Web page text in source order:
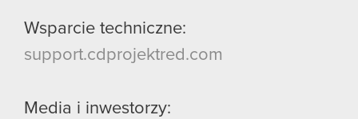
Wsparcie techniczne:
support.cdprojektred.com
Media i inwestorzy: